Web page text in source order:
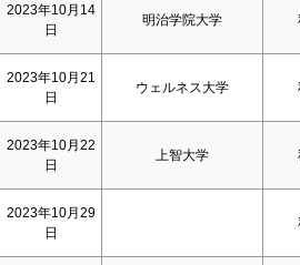
2023年10月14
日
明治学院大学
2023年10月21
日
ウェルネス大学
2023年10月22
日
上智大学
2023年10月29
日